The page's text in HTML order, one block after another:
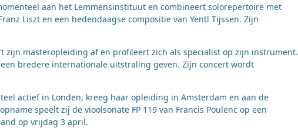
aan het Lemmensinstituut en combineert solorepertoire met
Liszt en een hedendaagse compositie van Yentl Tijssen. Zijn
zijn masteropleiding af en profileert zich als specialist op zijn instrument.
bredere internationale uitstraling geven. Zijn concert wordt
actief in Londen, kreeg haar opleiding in Amsterdam en aan de
speelt zij de vioolsonate FP 119 van Francis Poulenc op een
op vrijdag 3 april.